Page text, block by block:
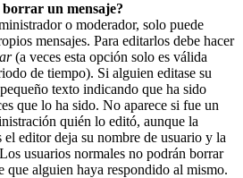
borrar un mensaje?
o moderador, solo puede
mensajes. Para editarlos debe hacer
(a veces esta opción solo es válida
de tiempo). Si alguien editase su
texto indicando que ha sido
que lo ha sido. No aparece si fue un
quién lo editó, aunque la
el editor deja su nombre de usuario y la
usuarios normales no podrán borrar
que alguien haya respondido al mismo.